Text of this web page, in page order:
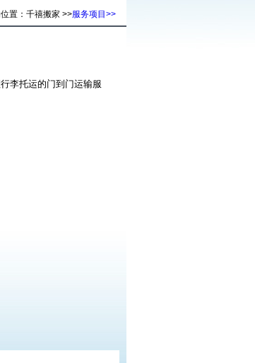
置：千禧搬家 >>服务项目>>
李托运的门到门运输服